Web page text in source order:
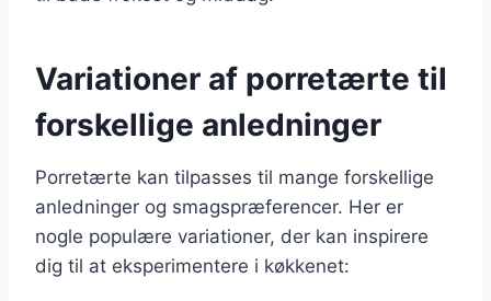
Variationer af porretærte til
forskellige anledninger
Porretærte kan tilpasses til mange forskellige
anledninger og smagspræferencer. Her er
nogle populære variationer, der kan inspirere
dig til at eksperimentere i køkkenet: